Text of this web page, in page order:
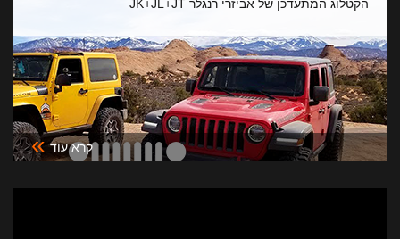
הקטלוג המתעדכן של אביזרי רנגלר JK+JL+JT
קרא עוד »